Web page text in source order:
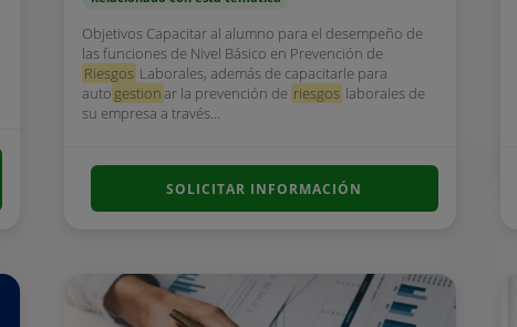
Objetivos Capacitar al alumno para el desempeño de
las funciones de Nivel Básico en Prevención de
Riesgos Laborales, además de capacitarle para
auto gestionar la prevención de riesgos laborales de
su empresa a través...
SOLICITAR INFORMACIÓN